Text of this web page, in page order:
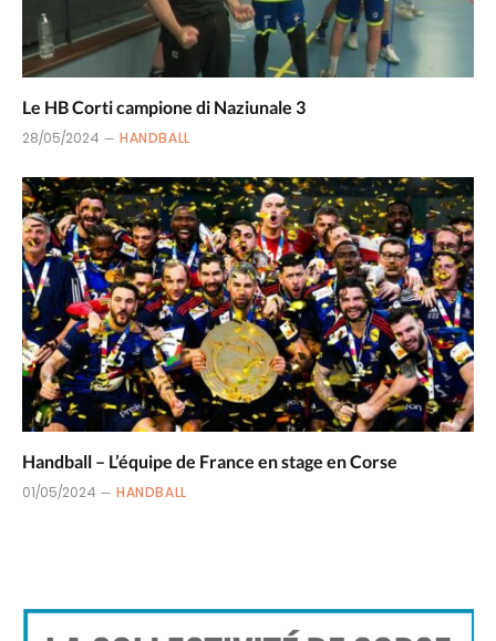
Le HB Corti campione di Naziunale 3
28/05/2024 HANDBALL
Handball – L’équipe de France en stage en Corse
01/05/2024 HANDBALL